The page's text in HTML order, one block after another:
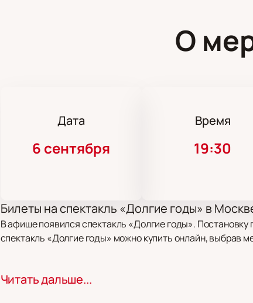
О
Дата
6 сентября
Время
19:30
Билеты на спектакль «Долгие годы» в
В афише появился спектакль «Долгие годы».
спектакль «Долгие годы» можно купить онлайн, выбрав
В основе спектакля — история о семье и
Читать дальше...